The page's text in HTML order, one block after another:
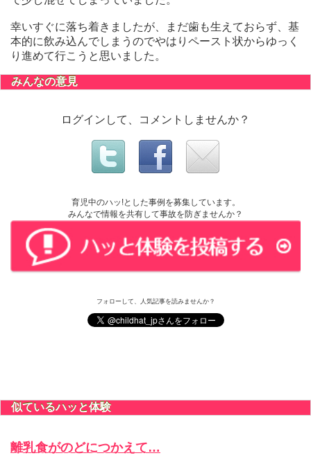
幸いすぐに落ち着きましたが、まだ歯も生えておらず、基
本的に飲み込んでしまうのでやはりペースト状からゆっく
り進めて行こうと思いました。
みんなの意見
ログインして、コメントしませんか？
育児中のハッ!とした事例を募集しています。
みんなで情報を共有して事故を防ぎませんか？
フォローして、人気記事を読みませんか？
似ているハッと体験
離乳食がのどにつかえて…